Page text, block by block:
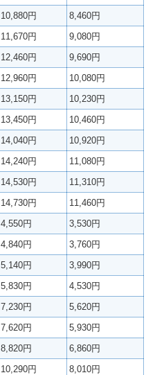
10,880円
8,460円
11,670円
9,080円
12,460円
9,690円
12,960円
10,080円
13,150円
10,230円
13,450円
10,460円
14,040円
10,920円
14,240円
11,080円
14,530円
11,310円
14,730円
11,460円
4,550円
3,530円
4,840円
3,760円
5,140円
3,990円
5,830円
4,530円
7,230円
5,620円
7,620円
5,930円
8,820円
6,860円
10,290円
8,010円